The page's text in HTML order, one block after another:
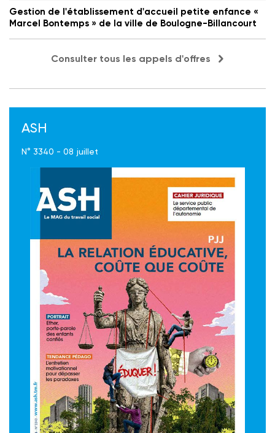
Gestion de l'établissement d'accueil petite enfance «
Marcel Bontemps » de la ville de Boulogne-Billancourt
Consulter tous les appels d'offres
ASH
N° 3340 - 08 juillet